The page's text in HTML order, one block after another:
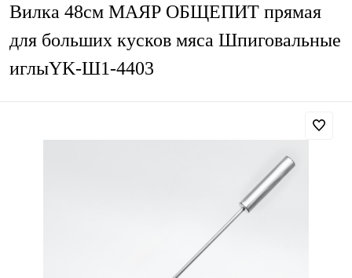
Вилка 48см МАЯР ОБЩЕПИТ прямая
для больших кусков мяса Шпиговальные
иглыYK-Ш1-4403